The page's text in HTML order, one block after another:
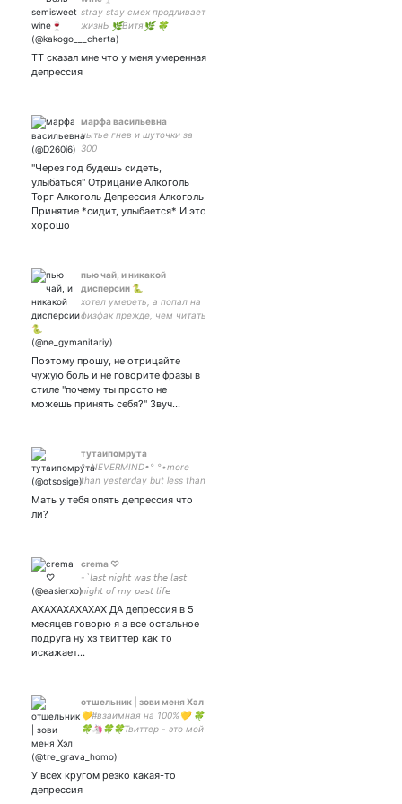
stray stay смех продливает
жизнЬ 🌿Витя🌿 🍀
шипперите лиясус и
твоего района🌱 💚могу
проесть мозги, но не
ТТ сказал мне что у меня умеренная
депрессия
марфа васильевна
нытье гнев и шуточки за
300
"Через год будешь сидеть,
улыбаться" Отрицание Алкоголь
Торг Алкоголь Депрессия Алкоголь
Принятие *сидит, улыбается* И это
хорошо
пью чай, и никакой
дисперсии 🐍
хотел умереть, а попал на
физфак прежде, чем читать
ему, he/him
Поэтому прошу, не отрицайте
чужую боль и не говорите фразы в
стиле "почему ты просто не
можешь принять себя?" Звуч…
тутаипомрута
°•NEVERMIND•° °•more
than yesterday but less than
Мать у тебя опять депрессия что
ли?
crema ♡
-`𝘭𝘢𝘴𝘵 𝘯𝘪𝘨𝘩𝘵 𝘸𝘢𝘴 𝘵𝘩𝘦 𝘭𝘢𝘴𝘵
𝘯𝘪𝘨𝘩𝘵 𝘰𝘧 𝘮𝘺 𝘱𝘢𝘴𝘵 𝘭𝘪𝘧𝘦
АХАХАХАХАХАХ ДА депрессия в 5
месяцев говорю я а все остальное
подруга ну хз твиттер как то
искажает…
отшельник | зови меня Хэл
💛#взаимная на 100%💛 🍀
🍀🦄🍀🍀Твиттер - это мой
свою душу и не вскрыться
У всех кругом резко какая-то
депрессия